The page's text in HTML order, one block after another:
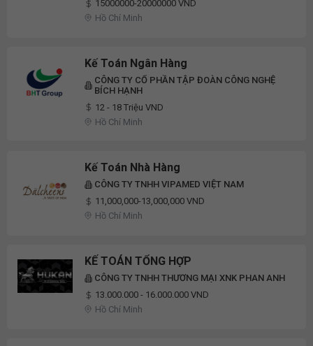
15000000-20000000 VND
Hồ Chí Minh
Kế Toán Ngân Hàng
CÔNG TY CỔ PHẦN TẬP ĐOÀN CÔNG NGHỆ
BÍCH HẠNH
12 - 18 Triệu VND
Hồ Chí Minh
Kế Toán Nhà Hàng
CÔNG TY TNHH VIPAMED VIỆT NAM
11,000,000-13,000,000 VND
Hồ Chí Minh
KẾ TOÁN TỔNG HỢP
CÔNG TY TNHH THƯƠNG MẠI XNK PHAN ANH
13.000.000 - 16.000.000 VND
Hồ Chí Minh